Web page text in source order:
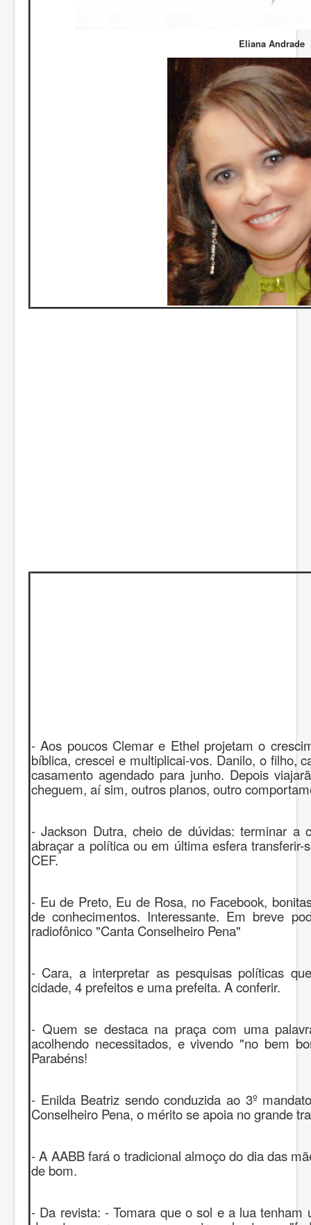
Eliana Andrade
- Aos poucos Clemar e Ethel projetam o
bíblica, crescei e multiplicai-vos. Danilo, o filho,
casamento agendado para junho. Depois
cheguem, aí sim, outros planos, outro
- Jackson Dutra, cheio de dúvidas: terminar a
abraçar a política ou em última esfera
CEF.
- Eu de Preto, Eu de Rosa, no Facebook,
de conhecimentos. Interessante. Em breve
radiofônico "Canta Conselheiro Pena"
- Cara, a interpretar as pesquisas políticas
cidade, 4 prefeitos e uma prefeita. A conferir.
- Quem se destaca na praça com uma
acolhendo necessitados, e vivendo "no bem
Parabéns!
- Enilda Beatriz sendo conduzida ao 3º
Conselheiro Pena, o mérito se apoia no grande
- A AABB fará o tradicional almoço do dia das
de bom.
- Da revista: - Tomara que o sol e a lua tenham